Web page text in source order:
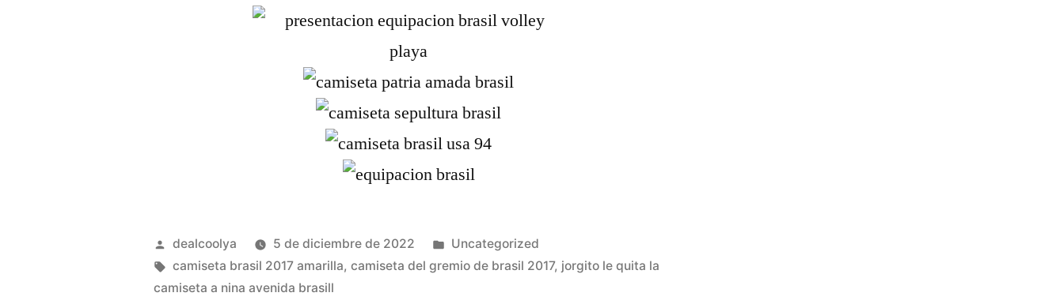
Publicado
por
dealcoolya 5 de diciembre de 2022
Publicado
en
Uncategorized
Etiquetas:
camiseta brasil 2017 amarilla,camiseta del gremio de brasil 2017, jorgito le quita la
camiseta a nina avenida brasill